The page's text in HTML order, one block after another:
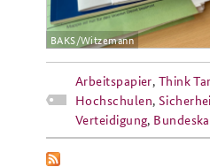
BAKS/Witzemann
Arbeitspapier, Think
Hochschulen,
Verteidigung,